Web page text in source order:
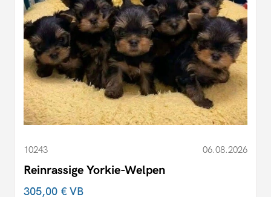
10243 06.08.2026
Reinrassige Yorkie-Welpen
305,00 €VB